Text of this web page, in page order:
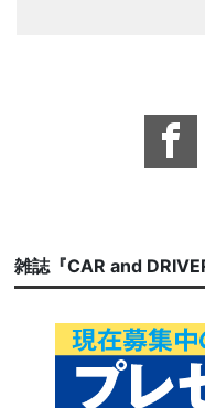
雑誌『CAR and